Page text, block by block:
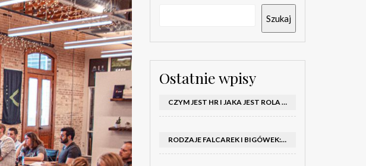
Szukaj
Ostatnie wpisy
CZYM JEST HR I JAKA JEST ROLA DZIAŁU HR W FIRMIE
RODZAJE FALCAREK I BIGÓWEK: JAKIE WYBRAĆ DO PRODUKCJI?